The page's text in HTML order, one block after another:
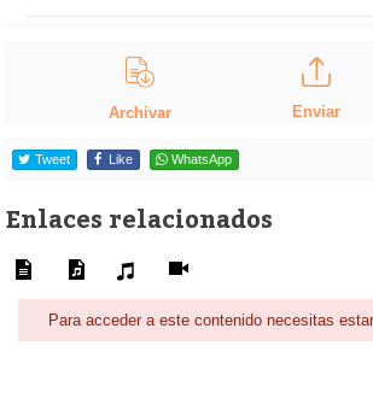
Archivar Enviar
Tweet Like WhatsApp
Enlaces relacionados
Para acceder a este contenido necesitas